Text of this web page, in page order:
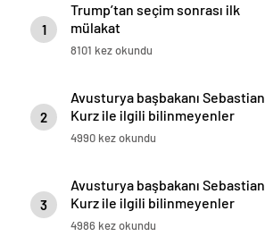
1
Trump’tan seçim sonrası ilk
mülakat
8101 kez okundu
2
Avusturya başbakanı Sebastian
Kurz ile ilgili bilinmeyenler
4990 kez okundu
3
Avusturya başbakanı Sebastian
Kurz ile ilgili bilinmeyenler
4986 kez okundu